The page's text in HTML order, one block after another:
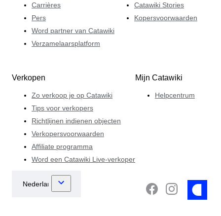
Carrières
Pers
Word partner van Catawiki
Verzamelaarsplatform
Catawiki Stories
Kopersvoorwaarden
Verkopen
Zo verkoop je op Catawiki
Tips voor verkopers
Richtlijnen indienen objecten
Verkopersvoorwaarden
Affiliate programma
Word een Catawiki Live-verkoper
Mijn Catawiki
Helpcentrum